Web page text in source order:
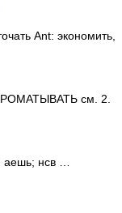
Ant: экономить,
см. 2.
нсв …